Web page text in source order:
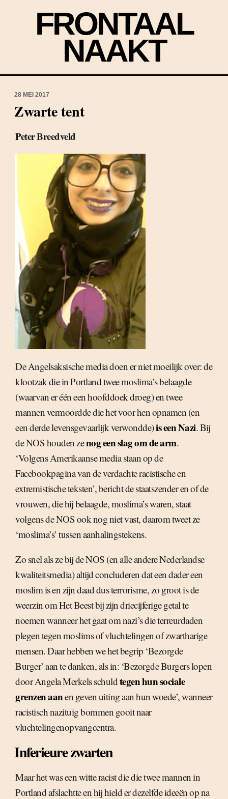
FRONTAAL
NAAKT
28 MEI 2017
Zwarte tent
Peter Breedveld
De Angelsaksische media doen er niet moeilijk over: de
klootzak die in Portland twee moslima’s belaagde
(waarvan er één een hoofddoek droeg) en twee
mannen vermoordde die het voor hen opnamen (en
een derde levensgevaarlijk verwondde)is een Nazi. Bij
de NOS houden zenog een slag om de arm.
‘Volgens Amerikaanse media staan op de
Facebookpagina van de verdachte racistische en
extremistische teksten’, bericht de staatszender en of de
vrouwen, die hij belaagde, moslima’s waren, staat
volgens de NOS ook nog niet vast, daarom tweet ze
‘moslima’s’ tussen aanhalingstekens.
Zo snel als ze bij de NOS (en alle andere Nederlandse
kwaliteitsmedia) altijd concluderen dat een dader een
moslim is en zijn daad dus terrorisme, zo groot is de
weerzin om Het Beest bij zijn driecijferige getal te
noemen wanneer het gaat om nazi’s die terreurdaden
plegen tegen moslims of vluchtelingen of zwartharige
mensen. Daar hebben we het begrip ‘Bezorgde
Burger’ aan te danken, als in: ‘Bezorgde Burgers lopen
door Angela Merkels schuldtegen hun sociale
grenzen aanen geven uiting aan hun woede’, wanneer
racistisch nazituig bommen gooit naar
vluchtelingenopvangcentra.
Inferieure zwarten
Maar het was een witte racist die die twee mannen in
Portland afslachtte en hij hield er dezelfde ideeën op na